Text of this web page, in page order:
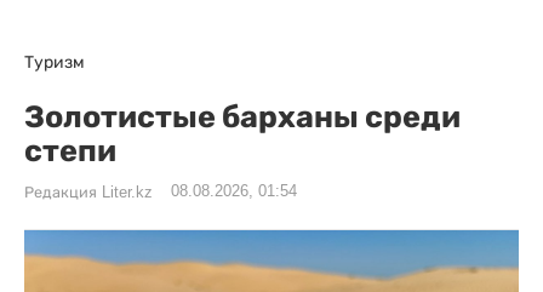
Туризм
Золотистые барханы среди
степи
Редакция Liter.kz 08.08.2026, 01:54